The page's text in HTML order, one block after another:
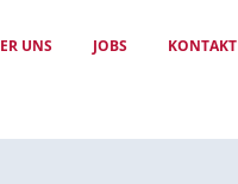
UNS JOBS KONTAKT